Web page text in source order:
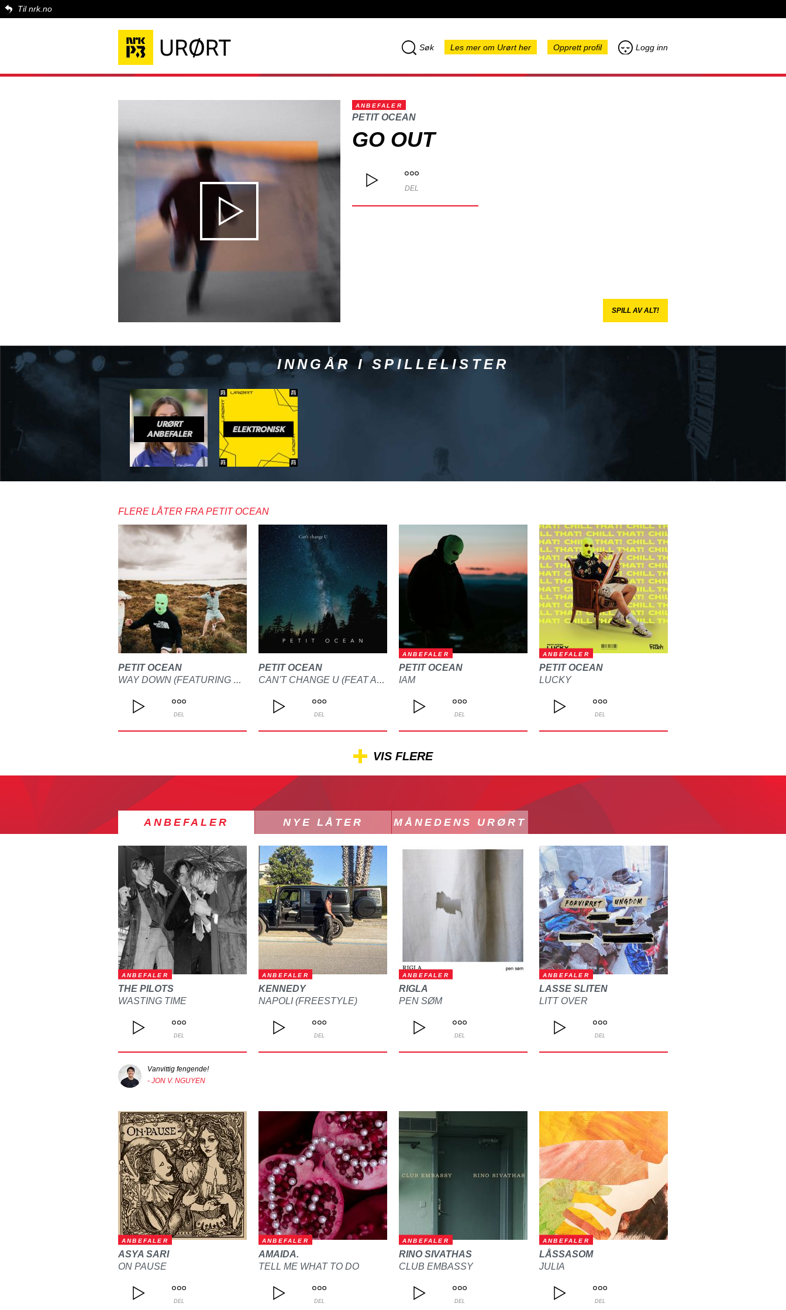
Til nrk.no
Søk Les mer om Urørt her Opprett profil Logg inn
ANBEFALER
PETIT OCEAN
GO OUT
DEL
SPILL AV ALT!
INNGÅR I SPILLELISTER
URØRT
ANBEFALER
ELEKTRONISK
FLERE LÅTER FRA PETIT OCEAN
PETIT OCEAN
WAY DOWN (FEATURING CASILIAN)
DEL
PETIT OCEAN
CAN'T CHANGE U (FEAT ALYSSA JANE)
DEL
ANBEFALER
PETIT OCEAN
IAM
DEL
ANBEFALER
PETIT OCEAN
LUCKY
DEL
VIS FLERE
ANBEFALER NYE LÅTER MÅNEDENS URØRT
ANBEFALER
THE PILOTS
WASTING TIME
DEL
Vanvittig fengende!
- JON V. NGUYEN
ANBEFALER
KENNEDY
NAPOLI (FREESTYLE)
DEL
ANBEFALER
RIGLA
PEN SØM
DEL
ANBEFALER
LASSE SLITEN
LITT OVER
DEL
ANBEFALER
ASYA SARI
ON PAUSE
DEL
ANBEFALER
AMAIDA.
TELL ME WHAT TO DO
DEL
ANBEFALER
RINO SIVATHAS
CLUB EMBASSY
DEL
ANBEFALER
LÅSSASOM
JULIA
DEL